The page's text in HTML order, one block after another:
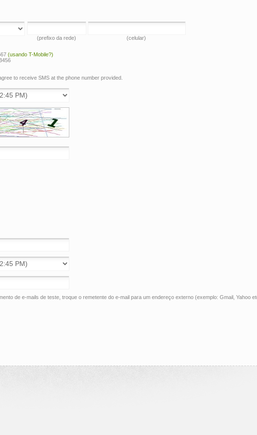
(prefixo da rede)
(celular)
(usando T-Mobile?)
to receive SMS at the phone number provided.
de e-mails de teste, troque o remetente do e-mail para um endereço externo (exemplo: Gmail, Yahoo